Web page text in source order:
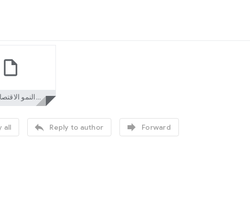
النمو الاقتصادي (1)A9.pdf
all  Reply to author  Forward